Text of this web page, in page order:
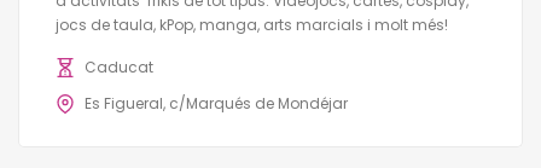
jocs de taula, kPop, manga, arts marcials i molt més!
Caducat
Es Figueral, c/Marqués de Mondéjar